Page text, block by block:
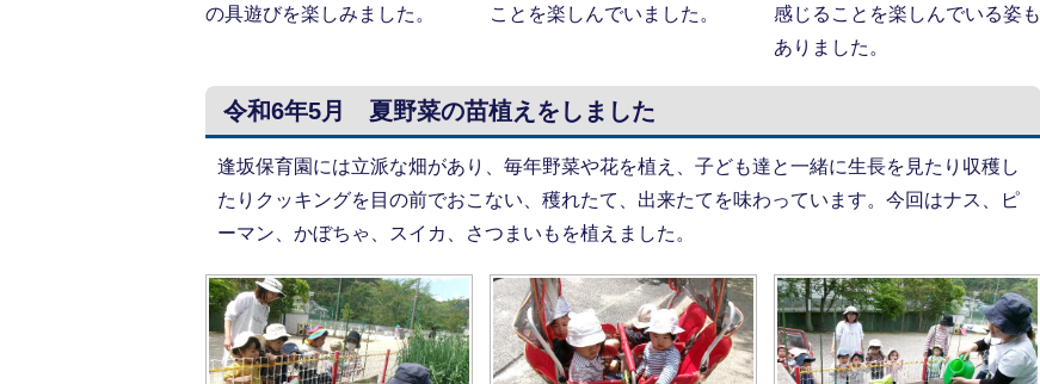
の具遊びを楽しみました。
ことを楽しんでいました。
感じることを楽しんでいる姿も
ありました。
令和6年5月 夏野菜の苗植えをしました
逢坂保育園には立派な畑があり、毎年野菜や花を植え、子ども達と一緒に生長を見たり収穫し
たりクッキングを目の前でおこない、穫れたて、出来たてを味わっています。今回はナス、ピ
ーマン、かぼちゃ、スイカ、さつまいもを植えました。